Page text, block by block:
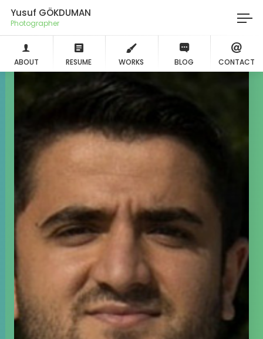
Yusuf GÖKDUMAN
Photographer
ABOUT RESUME WORKS BLOG CONTACT